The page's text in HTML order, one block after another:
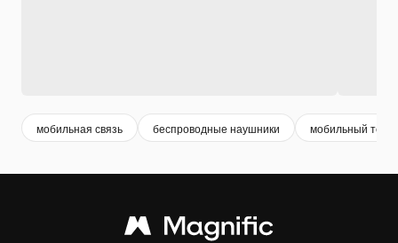
мобильная связь беспроводные наушники мобильный